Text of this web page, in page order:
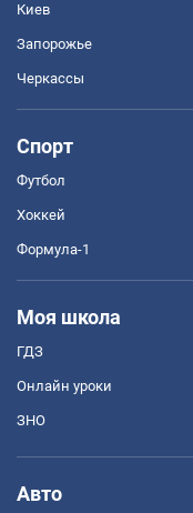
Киев
Запорожье
Черкассы
Спорт
Футбол
Хоккей
Формула-1
Моя школа
ГДЗ
Онлайн уроки
ЗНО
Авто